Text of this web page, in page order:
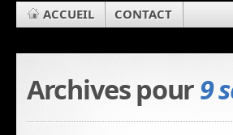
ACCUEIL CONTACT
Archives pour9